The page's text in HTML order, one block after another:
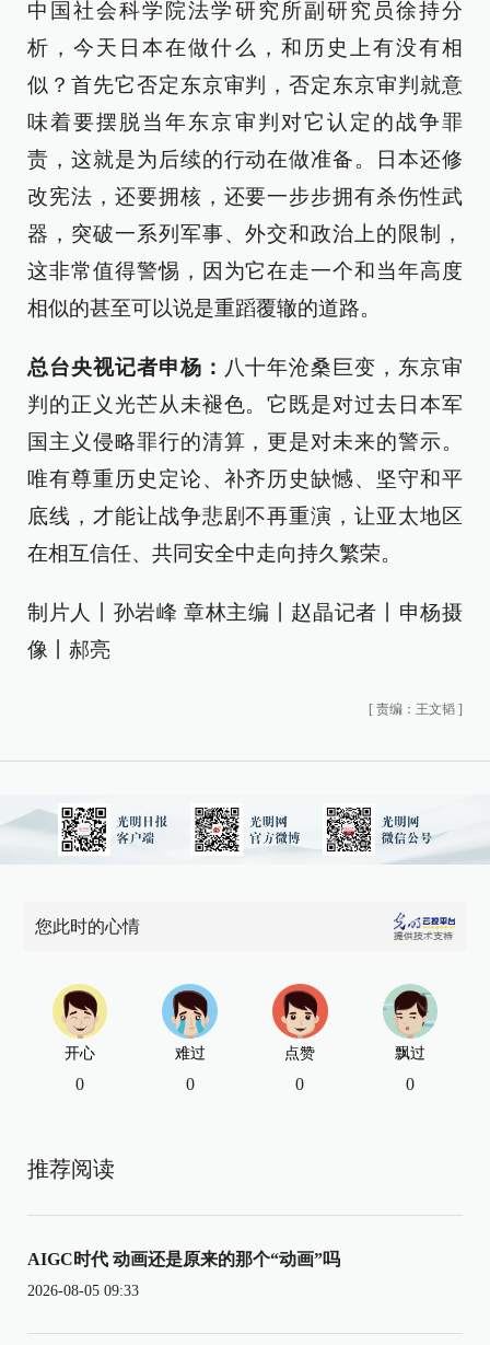
中国社会科学院法学研究所副研究员徐持分
析，今天日本在做什么，和历史上有没有相
似？首先它否定东京审判，否定东京审判就意
味着要摆脱当年东京审判对它认定的战争罪
责，这就是为后续的行动在做准备。日本还修
改宪法，还要拥核，还要一步步拥有杀伤性武
器，突破一系列军事、外交和政治上的限制，
这非常值得警惕，因为它在走一个和当年高度
相似的甚至可以说是重蹈覆辙的道路。
总台央视记者申杨： 八十年沧桑巨变，东京审
判的正义光芒从未褪色。它既是对过去日本军
国主义侵略罪行的清算，更是对未来的警示。
唯有尊重历史定论、补齐历史缺憾、坚守和平
底线，才能让战争悲剧不再重演，让亚太地区
在相互信任、共同安全中走向持久繁荣。
制片人丨孙岩峰 章林主编丨赵晶记者丨申杨摄
像丨郝亮
[ 责编：王文韬 ]
您此时的心情
开心
0
难过
0
点赞
0
飘过
0
推荐阅读
AIGC时代 动画还是原来的那个“动画”吗
2026-08-05 09:33